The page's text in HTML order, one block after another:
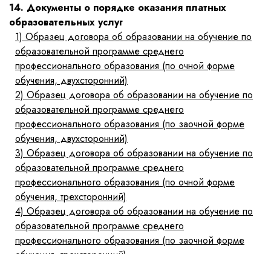
14. Документы о порядке оказания платных
образовательных услуг
1) Образец договора об образовании на обучение по
образовательной программе среднего
профессионального образования (по очной форме
обучения, двухсторонний)
2) Образец договора об образовании на обучение по
образовательной программе среднего
профессионального образования (по заочной форме
обучения, двухсторонний)
3) Образец договора об образовании на обучение по
образовательной программе среднего
профессионального образования (по очной форме
обучения, трехсторонний)
4) Образец договора об образовании на обучение по
образовательной программе среднего
профессионального образования (по заочной форме